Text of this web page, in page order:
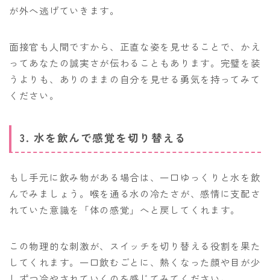
が外へ逃げていきます。
面接官も人間ですから、正直な姿を見せることで、かえ
ってあなたの誠実さが伝わることもあります。完璧を装
うよりも、ありのままの自分を見せる勇気を持ってみて
ください。
3. 水を飲んで感覚を切り替える
もし手元に飲み物がある場合は、一口ゆっくりと水を飲
んでみましょう。喉を通る水の冷たさが、感情に支配さ
れていた意識を「体の感覚」へと戻してくれます。
この物理的な刺激が、スイッチを切り替える役割を果た
してくれます。一口飲むごとに、熱くなった顔や目が少